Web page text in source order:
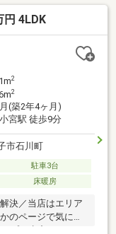
円 4LDK
2
2
(築2年4ヶ月)
宮駅 徒歩9分
市石川町
駐車3台
床暖房
決／当店はエリア
のページで気にな